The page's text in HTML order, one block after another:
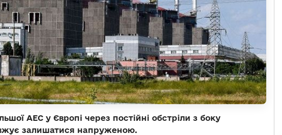
АЕС у Європі через постійні обстріли з боку
залишатися напруженою.